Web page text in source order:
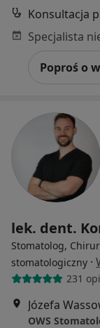
Konsultacja
Poproś o
lek. dent.
Stomatolog,
stomatologiczny ·
231
Józefa
OWS